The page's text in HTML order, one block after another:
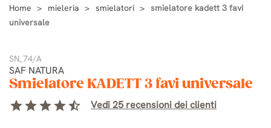
Home mieleria smielatori
smielatore kadett 3 favi
universale
SN_74/A
SAF NATURA
Smielatore KADETT 3 favi universale
starstarstarstarstar_half Vedi 25 recensioni dei clienti